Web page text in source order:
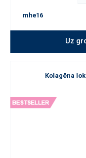
mhe16
Uz
Kolagēna